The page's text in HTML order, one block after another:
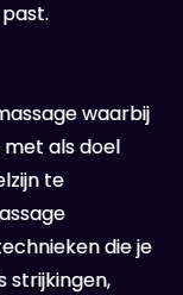
waarbij
als doel
te
die je
strijkingen,